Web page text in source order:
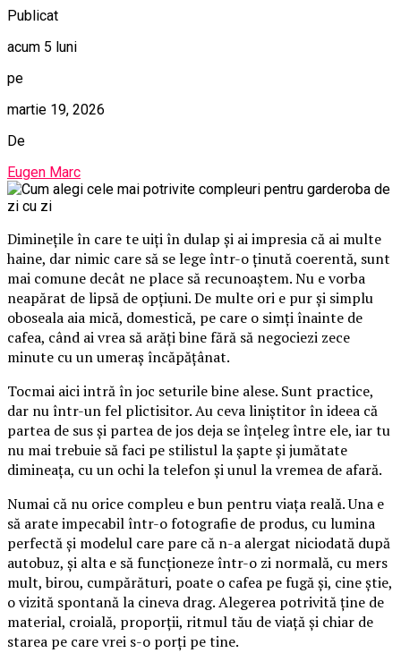
Publicat
acum 5 luni
pe
martie 19, 2026
De
Eugen Marc
Diminețile în care te uiți în dulap și ai impresia că ai multe
haine, dar nimic care să se lege într-o ținută coerentă, sunt
mai comune decât ne place să recunoaștem. Nu e vorba
neapărat de lipsă de opțiuni. De multe ori e pur și simplu
oboseala aia mică, domestică, pe care o simți înainte de
cafea, când ai vrea să arăți bine fără să negociezi zece
minute cu un umeraș încăpățânat.
Tocmai aici intră în joc seturile bine alese. Sunt practice,
dar nu într-un fel plictisitor. Au ceva liniștitor în ideea că
partea de sus și partea de jos deja se înțeleg între ele, iar tu
nu mai trebuie să faci pe stilistul la șapte și jumătate
dimineața, cu un ochi la telefon și unul la vremea de afară.
Numai că nu orice compleu e bun pentru viața reală. Una e
să arate impecabil într-o fotografie de produs, cu lumina
perfectă și modelul care pare că n-a alergat niciodată după
autobuz, și alta e să funcționeze într-o zi normală, cu mers
mult, birou, cumpărături, poate o cafea pe fugă și, cine știe,
o vizită spontană la cineva drag. Alegerea potrivită ține de
material, croială, proporții, ritmul tău de viață și chiar de
starea pe care vrei s-o porți pe tine.